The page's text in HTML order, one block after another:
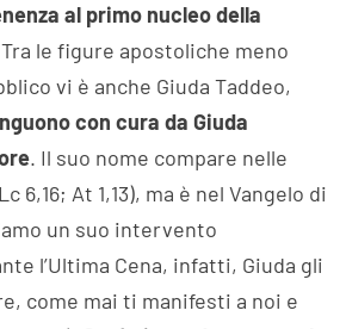
al primo nucleo della
le figure apostoliche meno
vi è anche Giuda Taddeo,
con cura da Giuda
. Il suo nome compare nelle
6,16; At 1,13), ma è nel Vangelo di
un suo intervento
l’Ultima Cena, infatti, Giuda gli
come mai ti manifesti a noi e